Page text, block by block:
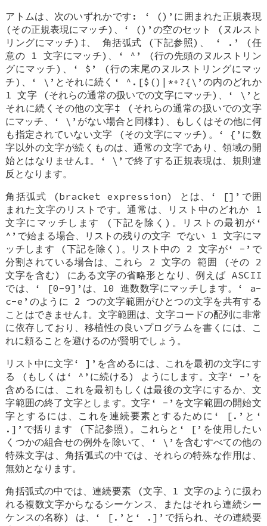
アトムは、次のいずれかです: ‘
() ’に囲まれた正規表現
(その正規表現にマッチ)、‘
() ’の空のセット (ヌルスト
リングにマッチ)‡、 角括弧式 (下記参照)、 ‘ . ’ (任
意の 1 文字にマッチ)、‘ ^ ’ (行の先頭のヌルストリン
グにマッチ)、‘ $ ’ (行の末尾のヌルストリングにマッ
チ)、‘ \ ’とそれに続く‘ ^.[$()|*+?{\ ’の内のどれか
1 文字 (それらの通常の扱いでの文字にマッチ)、‘ \ ’と
それに続くその他の文字‡ (それらの通常の扱いでの文字
にマッチ、‘ \ ’がない場合と同様‡)、もしくはその他に何
も指定されていない文字 (その文字にマッチ)。‘ { ’に数
字以外の文字が続くものは、通常の文字であり、領域の開
始とはなりません‡。‘ \ ’で終了する正規表現は、規則違
反となります。
角括弧式 (bracket expression)
とは、‘ [] ’で囲
まれた文字のリストです。通常は、リスト中のどれか 1
文字にマッチします (下記を除く)。リストの最初が‘
^ ’で始まる場合、リストの残りの文字 でない 1 文字にマ
ッチします (下記を除く)。リスト中の 2 文字が‘ - ’で
分割されている場合は、これら 2 文字の範囲 (その 2
文字を含む) にある文字の省略形となり、例えば ASCII
では、‘
[0-9] ’は、10 進数数字にマッチします。‘ a-
c-e ’のように 2 つの文字範囲がひとつの文字を共有する
ことはできません‡。文字範囲は、文字コードの配列に非常
に依存しており、移植性の良いプログラムを書くには、こ
れに頼ることを避けるのが賢明でしょう。
リスト中に文字‘ ] ’を含めるには、これを最初の文字にす
る (もしくは‘ ^ ’に続ける) ようにします。文字‘ - ’を
含めるには、これを最初もしくは最後の文字にするか、文
字範囲の終了文字とします。文字‘ - ’を文字範囲の開始文
字とするには、これを連続要素とするために‘
[. ’と‘
.] ’で括ります (下記参照)。これらと‘ [ ’を使用したい
くつかの組合せの例外を除いて、‘ \ ’を含むすべての他の
特殊文字は、角括弧式の中では、それらの特殊な作用は、
無効となります。
角括弧式の中では、連続要素 (文字、1 文字のように扱わ
れる複数文字からなるシーケンス、またはそれら連続シー
ケンスの名称) は、‘
[. ’と‘ .] ’で括られ、その連続要